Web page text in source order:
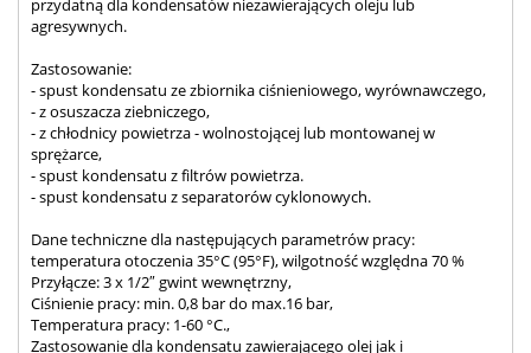
przydatną dla kondensatów niezawierających oleju lub
agresywnych.
Zastosowanie:
- spust kondensatu ze zbiornika ciśnieniowego, wyrównawczego,
- z osuszacza ziebniczego,
- z chłodnicy powietrza - wolnostojącej lub montowanej w
sprężarce,
- spust kondensatu z filtrów powietrza.
- spust kondensatu z separatorów cyklonowych.
Dane techniczne dla następujących parametrów pracy:
temperatura otoczenia 35°C (95°F), wilgotność względna 70 %
Przyłącze: 3 x 1/2″ gwint wewnętrzny,
Ciśnienie pracy: min. 0,8 bar do max.16 bar,
Temperatura pracy: 1-60 °C.,
Zastosowanie dla kondensatu zawierającego olej jak i